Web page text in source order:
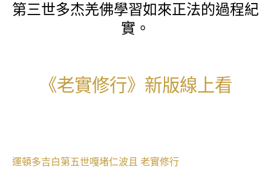
第三世多杰羌佛學習如來正法的過程紀
實。
《老實修行》新版線上看
運頓多吉白第五世嘎堵仁波且 老實修行